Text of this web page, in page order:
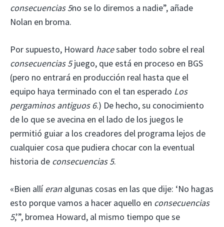
consecuencias 5no se lo diremos a nadie”, añade
Nolan en broma.
Por supuesto, Howard hacesaber todo sobre el real
consecuencias 5juego, que está en proceso en BGS
(pero no entrará en producción real hasta que el
equipo haya terminado con el tan esperado Los
pergaminos antiguos 6.) De hecho, su conocimiento
de lo que se avecina en el lado de los juegos le
permitió guiar a los creadores del programa lejos de
cualquier cosa que pudiera chocar con la eventual
historia de consecuencias 5.
«Bien allíeran algunas cosas en las que dije: ‘No hagas
esto porque vamos a hacer aquello en consecuencias
5,’”, bromea Howard, al mismo tiempo que se